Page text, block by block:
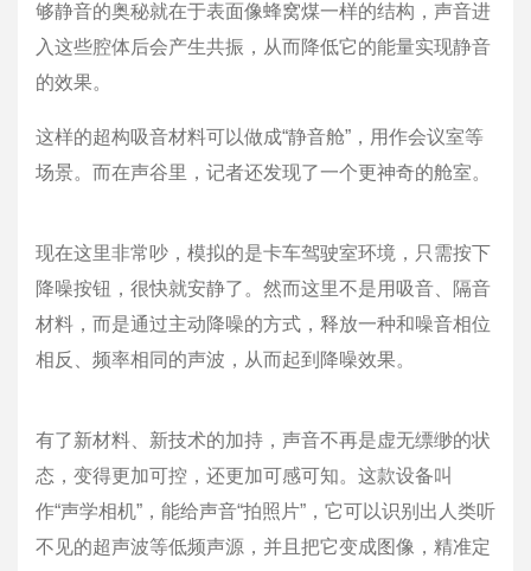
够静音的奥秘就在于表面像蜂窝煤一样的结构，声音进
入这些腔体后会产生共振，从而降低它的能量实现静音
的效果。
这样的超构吸音材料可以做成“静音舱”，用作会议室等
场景。而在声谷里，记者还发现了一个更神奇的舱室。
现在这里非常吵，模拟的是卡车驾驶室环境，只需按下
降噪按钮，很快就安静了。然而这里不是用吸音、隔音
材料，而是通过主动降噪的方式，释放一种和噪音相位
相反、频率相同的声波，从而起到降噪效果。
有了新材料、新技术的加持，声音不再是虚无缥缈的状
态，变得更加可控，还更加可感可知。这款设备叫
作“声学相机”，能给声音“拍照片”，它可以识别出人类听
不见的超声波等低频声源，并且把它变成图像，精准定